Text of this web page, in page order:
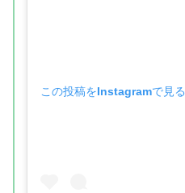
この投稿をInstagramで見る